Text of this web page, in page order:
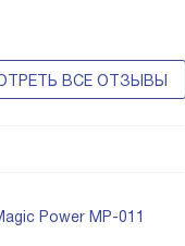
ВСЕ ОТЗЫВЫ
Power MP-011